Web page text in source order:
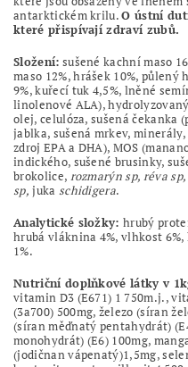
antarktickém krilu.O ústní
které přispívají zdraví zubů.
Složení: sušené kachní maso
maso 12%, hrášek 10%, půlený
9%, kuřecí tuk 4,5%, lněné
linolenové ALA),
olej, celulóza, sušená čekanka
jablka, sušená mrkev,
zdroj EPA a DHA), MOS
indického, sušené brusinky,
brokolice, rozmarýn sp, réva
sp, juka schidigera.
Analytické složky:hrubý
hrubá vláknina 4%, vlhkost
1%.
Nutriční doplňkové látky v
vitamin D3 (E671) 1 750m.j.,
(3a700) 500mg, železo (síran
(síran měďnatý pentahydrát)
monohydrát) (E6) 100mg,
(jodičnan vápenatý)1,5mg,